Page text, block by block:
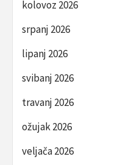
kolovoz 2026
srpanj 2026
lipanj 2026
svibanj 2026
travanj 2026
ožujak 2026
veljača 2026